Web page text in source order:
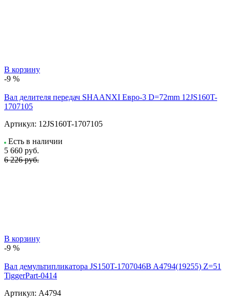
В корзину
-9 %
Вал делителя передач SHAANXI Евро-3 D=72mm 12JS160T-
1707105
Артикул: 12JS160T-1707105
Есть в наличии
5 660 руб.
6 226 руб.
В корзину
-9 %
Вал демультипликатора JS150T-1707046B A4794(19255) Z=51
TiggerPart-0414
Артикул: A4794